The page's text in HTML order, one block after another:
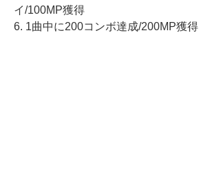
イ/100MP獲得
6. 1曲中に200コンボ達成/200MP獲得